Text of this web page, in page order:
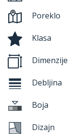
Poreklo
Klasa
Dimenzije
Debljina
Boja
Dizajn